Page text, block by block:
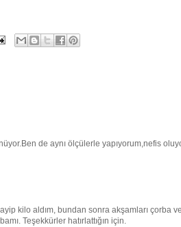
de aynı ölçülerle yapıyorum,nefis
kilo aldım, bundan sonra akşamları çorba
Teşekkürler hatırlattığın için.